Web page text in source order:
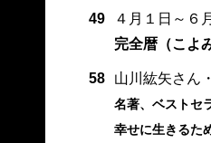
49
４月１日～６
完全暦（こよ
58 山川紘矢さん
名著、ベストセ
幸せに生きるた